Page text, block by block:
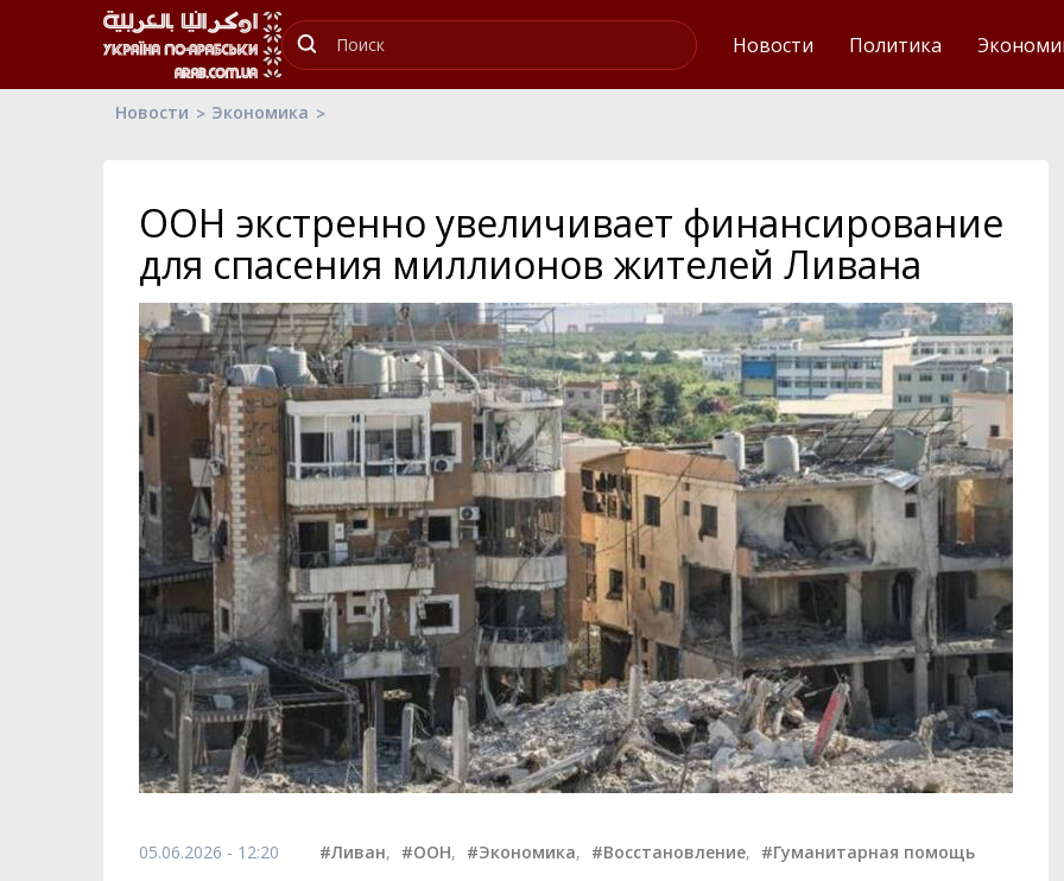
Новости Политика
Новости Экономика
ООН экстренно увеличивает финансирование
для спасения миллионов жителей Ливана
05.06.2026 - 12:20 #Ливан, #ООН, #Экономика, #Восстановление, #Гуманитарная помощь